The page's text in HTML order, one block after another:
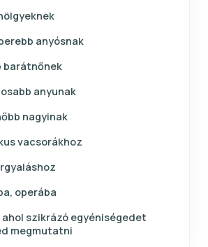
anyósnak
barátnőnek
anyunak
nagyinak
vacsorákhoz
operába
ahol szikrázó egyéniségedet
megmutatni